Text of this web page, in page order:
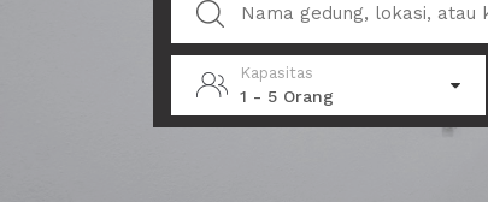
Kapasitas
1 - 5 Orang